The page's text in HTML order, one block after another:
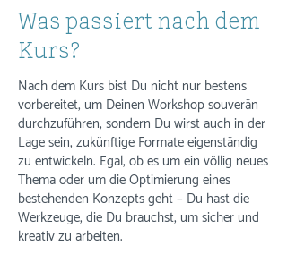
Was passiert nach dem
Kurs?
Nach dem Kurs bist Du nicht nur bestens
vorbereitet, um Deinen Workshop souverän
durchzuführen, sondern Du wirst auch in der
Lage sein, zukünftige Formate eigenständig
zu entwickeln. Egal, ob es um ein völlig neues
Thema oder um die Optimierung eines
bestehenden Konzepts geht – Du hast die
Werkzeuge, die Du brauchst, um sicher und
kreativ zu arbeiten.